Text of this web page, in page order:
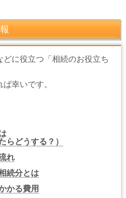
に役立つ「相続のお役立ち
幸いです。
ら どうする？）
れ
続分とは
かる費用